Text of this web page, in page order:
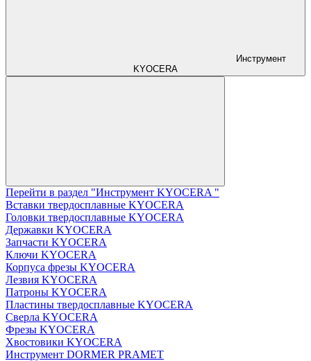
Инструмент
KYOCERA
Перейти в раздел "Инструмент KYOCERA "
Вставки твердосплавные KYOCERA
Головки твердосплавные KYOCERA
Державки KYOCERA
Запчасти KYOCERA
Ключи KYOCERA
Корпуса фрезы KYOCERA
Лезвия KYOCERA
Патроны KYOCERA
Пластины твердосплавные KYOCERA
Сверла KYOCERA
Фрезы KYOCERA
Хвостовики KYOCERA
Инструмент DORMER PRAMET